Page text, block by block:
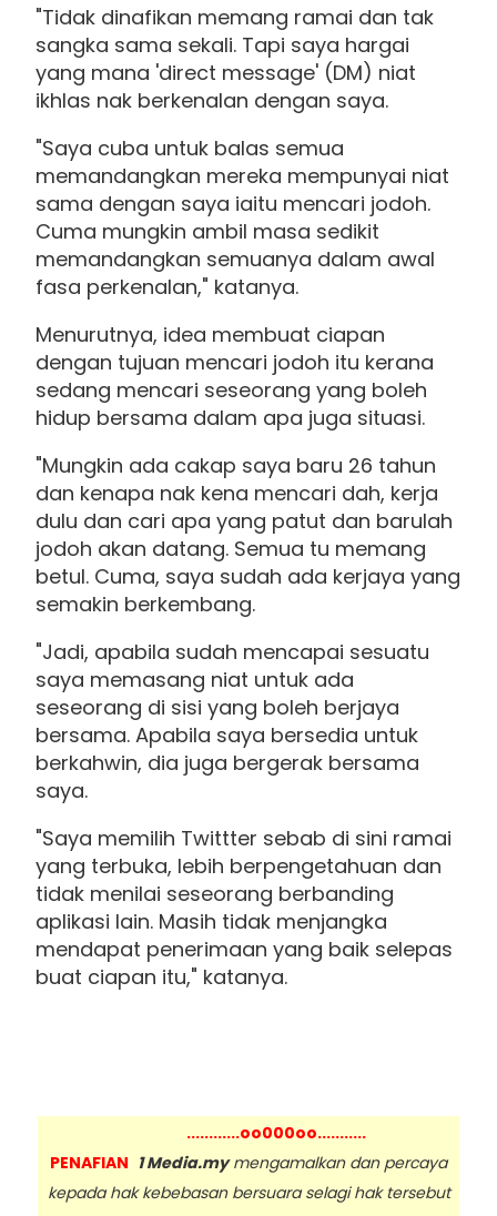
"Tidak dinafikan memang ramai dan tak
sangka sama sekali. Tapi saya hargai
yang mana 'direct message' (DM) niat
ikhlas nak berkenalan dengan saya.
"Saya cuba untuk balas semua
memandangkan mereka mempunyai niat
sama dengan saya iaitu mencari jodoh.
Cuma mungkin ambil masa sedikit
memandangkan semuanya dalam awal
fasa perkenalan," katanya.
Menurutnya, idea membuat ciapan
dengan tujuan mencari jodoh itu kerana
sedang mencari seseorang yang boleh
hidup bersama dalam apa juga situasi.
"Mungkin ada cakap saya baru 26 tahun
dan kenapa nak kena mencari dah, kerja
dulu dan cari apa yang patut dan barulah
jodoh akan datang. Semua tu memang
betul. Cuma, saya sudah ada kerjaya yang
semakin berkembang.
"Jadi, apabila sudah mencapai sesuatu
saya memasang niat untuk ada
seseorang di sisi yang boleh berjaya
bersama. Apabila saya bersedia untuk
berkahwin, dia juga bergerak bersama
saya.
"Saya memilih Twittter sebab di sini ramai
yang terbuka, lebih berpengetahuan dan
tidak menilai seseorang berbanding
aplikasi lain. Masih tidak menjangka
mendapat penerimaan yang baik selepas
buat ciapan itu," katanya.
............oo000oo...........
PENAFIAN 1 Media.mymengamalkan dan percaya
kepada hak kebebasan bersuara selagi hak tersebut